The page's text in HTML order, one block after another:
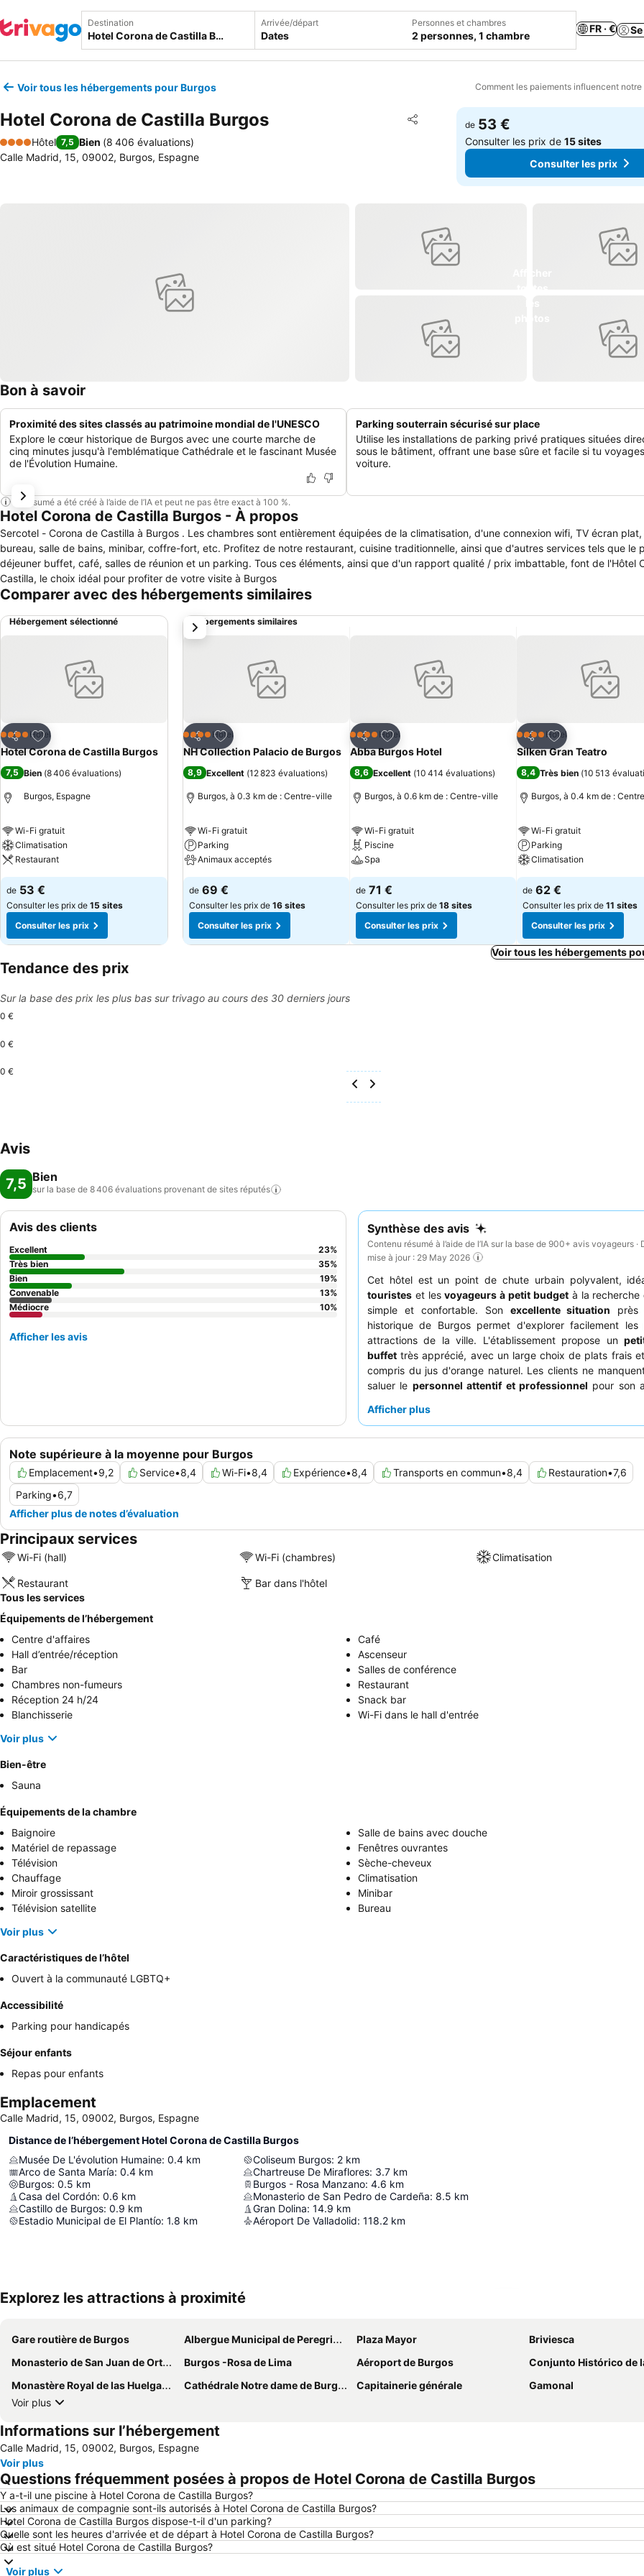
Destination Arrivée/départ
Dates
Personnes et chambres
2 personnes, 1 chambre
FR · €
Voir tous les hébergements pour Burgos Comment les paiements influencent
Hotel Corona de Castilla Burgos Partager
Ajouter à mes favoris
4 Étoiles
Hôtel 7,5 Bien (8 406 évaluations)
Calle Madrid, 15, 09002, Burgos, Espagne
de 53 €
Consulter les prix de15 sites
Consulter les prix
Bon à savoir
Proximité des sites classés au patrimoine mondial de l'UNESCO
Explore le cœur historique de Burgos avec une courte marche de
cinq minutes jusqu'à l'emblématique Cathédrale et le fascinant Musée
de l'Évolution Humaine.
Parking souterrain sécurisé sur place
Utilise les installations de parking privé pratiques situées
sous le bâtiment, offrant une base sûre et facile si tu
voiture.
Ce résumé a été créé à l’aide de l’IA et peut ne pas être exact à 100 %.
Hotel Corona de Castilla Burgos - À propos
Sercotel - Corona de Castilla à Burgos . Les chambres sont entièrement équipées de la climatisation, d'une connexion wifi, TV écran
bureau, salle de bains, minibar, coffre-fort, etc. Profitez de notre restaurant, cuisine traditionnelle, ainsi que d'autres services tels que le
déjeuner buffet, café, salles de réunion et un parking. Tous ces éléments, ainsi que d'un rapport qualité / prix imbattable, font de l'Hôtel
Castilla, le choix idéal pour profiter de votre visite à Burgos
Comparer avec des hébergements similaires
Hébergement sélectionné
Partager
Ajouter à mes favoris
4 ÉtoilesHôtel
Hotel Corona de Castilla Burgos
7,5 Bien (8 406 évaluations)
Burgos, Espagne
Wi-Fi gratuit
Climatisation
Restaurant
de 53 €
Consulter les prix de 15 sites
Consulter les prix
Hébergements similaires
Partager
Ajouter à mes favoris
4 ÉtoilesHôtel
NH Collection Palacio de Burgos
8,9 Excellent (12 823 évaluations)
Burgos, à 0.3 km de : Centre-ville
Wi-Fi gratuit
Parking
Animaux acceptés
de 69 €
Consulter les prix de 16 sites
Consulter les prix
Partager
Ajouter à mes favoris
4 ÉtoilesHôtel
Abba Burgos Hotel
8,6 Excellent (10 414 évaluations)
Burgos, à 0.6 km de : Centre-ville
Wi-Fi gratuit
Piscine
Spa
de 71 €
Consulter les prix de 18 sites
Consulter les prix
Partager
Ajouter à mes
4 ÉtoilesHôtel
Silken Gran Teatro
8,4 Très bien (10 513
Burgos, à 0.4 km de :
Wi-Fi gratuit
Parking
Climatisation
de 62 €
Consulter les prix de 11 sites
Consulter les prix
suivant
Voir tous les hébergements
Tendance des prix
Sur la base des prix les plus bas sur trivago au cours des 30 derniers jours
0 €
0 €
0 €
Avis
7,5 Bien
sur la base de 8 406 évaluations provenant de sites réputés
Synthèse des avis
Contenu résumé à l’aide de l’IA sur la base de 900+ avis voyageurs ·
mise à jour : 29 May 2026
Cet hôtel est un point de chute urbain polyvalent,
touristes et lesvoyageurs à petit budgetà la recherche
simple et confortable. Son excellente situation près
historique de Burgos permet d'explorer facilement les
attractions de la ville. L'établissement propose un
buffet très apprécié, avec un large choix de plats frais
compris du jus d'orange naturel. Les clients ne
saluer le personnel attentif et professionnel pour son
demander une chambre donnant sur le jardin.
Afficher plus
Note supérieure à la moyenne pour Burgos
Emplacement•9,2 Service•8,4 Wi-Fi•8,4 Expérience•8,4 Transports en commun•8,4 Restauration•7,6
Parking•6,7
Afficher plus de notes d’évaluation
Avis des clients
Excellent 23%
Très bien
35%
Bien
19%
Convenable
13%
Médiocre
10%
Afficher les avis
Principaux services
Wi-Fi (hall) Wi-Fi (chambres) Climatisation
Restaurant
Bar dans l'hôtel
Tous les services
Équipements de l’hébergement
Centre d'affaires
Café
Hall d’entrée/réception
Ascenseur
Bar
Salles de conférence
Chambres non-fumeurs
Restaurant
Réception 24 h/24
Snack bar
Blanchisserie
Wi-Fi dans le hall d'entrée
Voir plus
Bien-être
Sauna
Équipements de la chambre
Baignoire
Salle de bains avec douche
Matériel de repassage
Fenêtres ouvrantes
Télévision
Sèche-cheveux
Chauffage
Climatisation
Miroir grossissant
Minibar
Télévision satellite
Bureau
Voir plus
Caractéristiques de l’hôtel
Ouvert à la communauté LGBTQ+
Accessibilité
Parking pour handicapés
Séjour enfants
Repas pour enfants
Emplacement
Calle Madrid, 15, 09002, Burgos, Espagne
Distance de l’hébergement Hotel Corona de Castilla Burgos
Musée De L'évolution Humaine: 0.4 km
Arco de Santa María: 0.4 km
Burgos: 0.5 km
Casa del Cordón: 0.6 km
Castillo de Burgos: 0.9 km
Estadio Municipal de El Plantío: 1.8 km
Coliseum Burgos: 2 km
Chartreuse De Miraflores: 3.7 km
Burgos - Rosa Manzano: 4.6 km
Monasterio de San Pedro de Cardeña: 8.5 km
Gran Dolina: 14.9 km
Aéroport De Valladolid: 118.2 km
Explorez les attractions à proximité
Gare routière de Burgos Albergue Municipal de Peregrinos de la ciudad de Burgos Plaza Mayor
Briviesca
Monasterio de San Juan de Ortega
Burgos -Rosa de Lima Aéroport de Burgos
Conjunto Histórico de la
Monastère Royal de las Huelgas de Burgos
Cathédrale Notre dame de Burgos Capitainerie générale
Gamonal
Voir plus
Informations sur l’hébergement
Calle Madrid, 15, 09002, Burgos, Espagne
Voir plus
Questions fréquemment posées à propos de Hotel Corona de Castilla Burgos
Y a-t-il une piscine à Hotel Corona de Castilla Burgos?
Les animaux de compagnie sont-ils autorisés à Hotel Corona de Castilla Burgos?
Hotel Corona de Castilla Burgos dispose-t-il d'un parking?
Quelle sont les heures d'arrivée et de départ à Hotel Corona de Castilla Burgos?
Où est situé Hotel Corona de Castilla Burgos?
Voir plus